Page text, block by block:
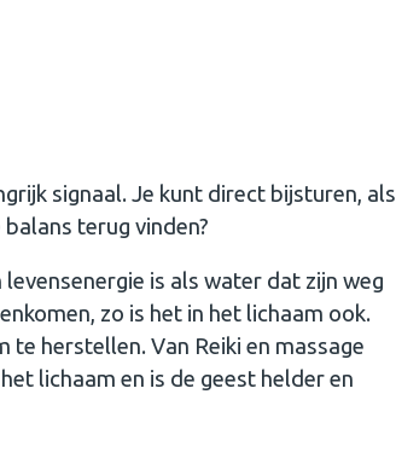
signaal. Je kunt direct bijsturen, als
terug vinden?
is als water dat zijn weg
zo is het in het lichaam ook.
herstellen. Van Reiki en massage
lichaam en is de geest helder en